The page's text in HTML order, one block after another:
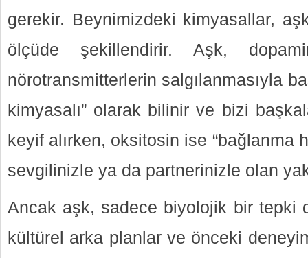
gerekir. Beynimizdeki kimyasallar,
ölçüde şekillendirir. Aşk,
nörotransmitterlerin salgılanmasıyla
kimyasalı” olarak bilinir ve bizi
keyif alırken, oksitosin ise “bağlanma
sevgilinizle ya da partnerinizle olan
Ancak aşk, sadece biyolojik bir tepki
kültürel arka planlar ve önceki